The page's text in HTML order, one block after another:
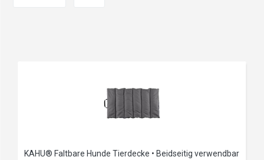
KAHU® Faltbare Hunde Tierdecke • Beidseitig verwendbar